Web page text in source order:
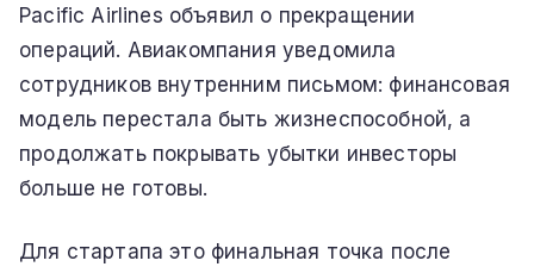
Pacific Airlines объявил о прекращении
операций. Авиакомпания уведомила
сотрудников внутренним письмом: финансовая
модель перестала быть жизнеспособной, а
продолжать покрывать убытки инвесторы
больше не готовы.
Для стартапа это финальная точка после